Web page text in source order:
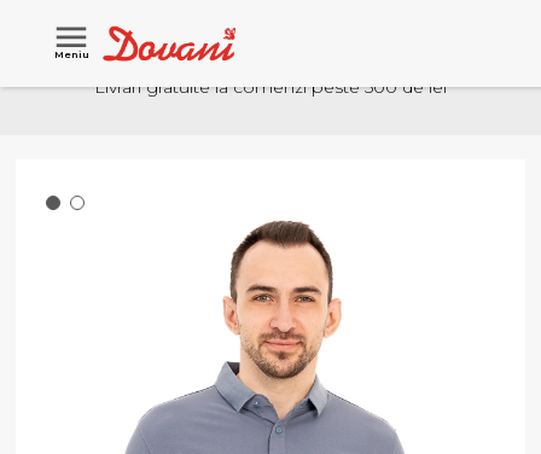
Meniu
Livrari gratuite la comenzi peste 500 de lei